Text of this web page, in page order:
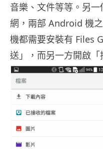
音樂、文件等等。另
網，兩部 Android 機
機都需要安裝有 Files
送」，而另一方開啟「